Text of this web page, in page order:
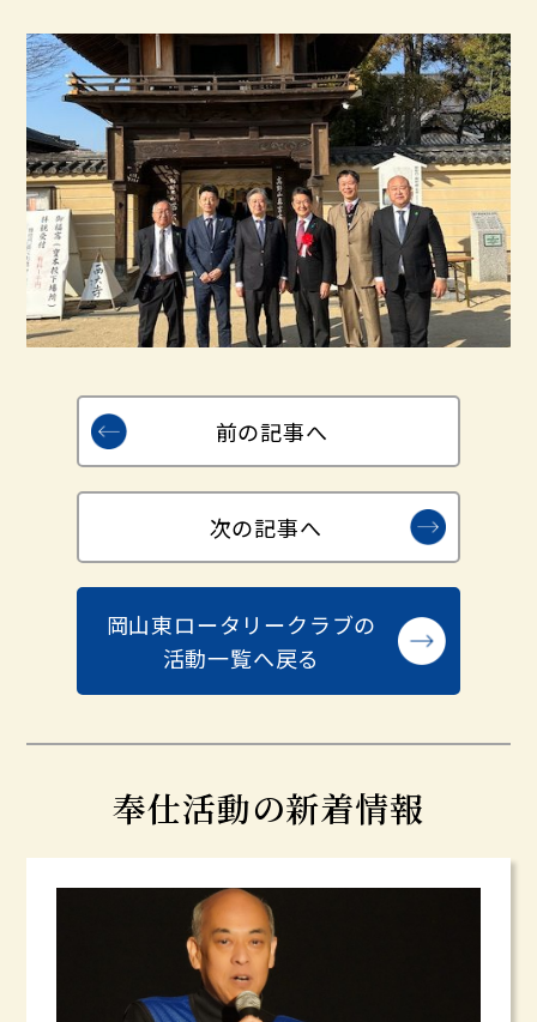
前の記事へ
岡山東ロータリークラブの
活動一覧へ戻る
次の記事へ
奉仕活動の新着情報